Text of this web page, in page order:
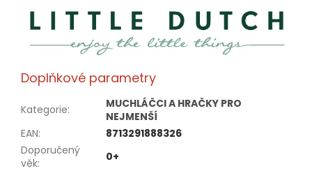
Doplňkové parametry
Kategorie:
MUCHLÁČCI A HRAČKY PRO
NEJMENŠÍ
EAN:
8713291888326
Doporučený
věk:
0+